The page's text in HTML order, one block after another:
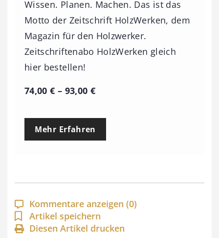
Wissen. Planen. Machen. Das ist das
Motto der Zeitschrift HolzWerken, dem
Magazin für den Holzwerker.
Zeitschriftenabo HolzWerken gleich
hier bestellen!
74,00€ – 93,00 €P
e
p
a
n
n
Mehr Erfahren
Kommentare anzeigen (0)
Artikel speichern
Diesen Artikel drucken